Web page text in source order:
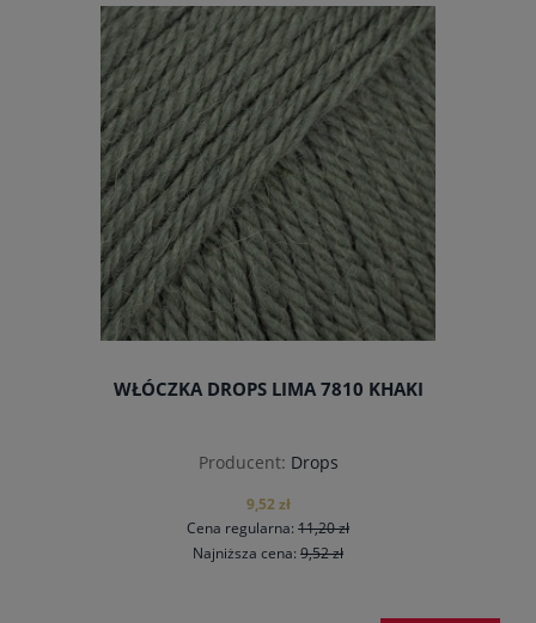
do koszyka
WŁÓCZKA DROPS LIMA 7810 KHAKI
Producent: Drops
9,52 zł
Cena regularna: 11,20 zł
Najniższa cena: 9,52 zł